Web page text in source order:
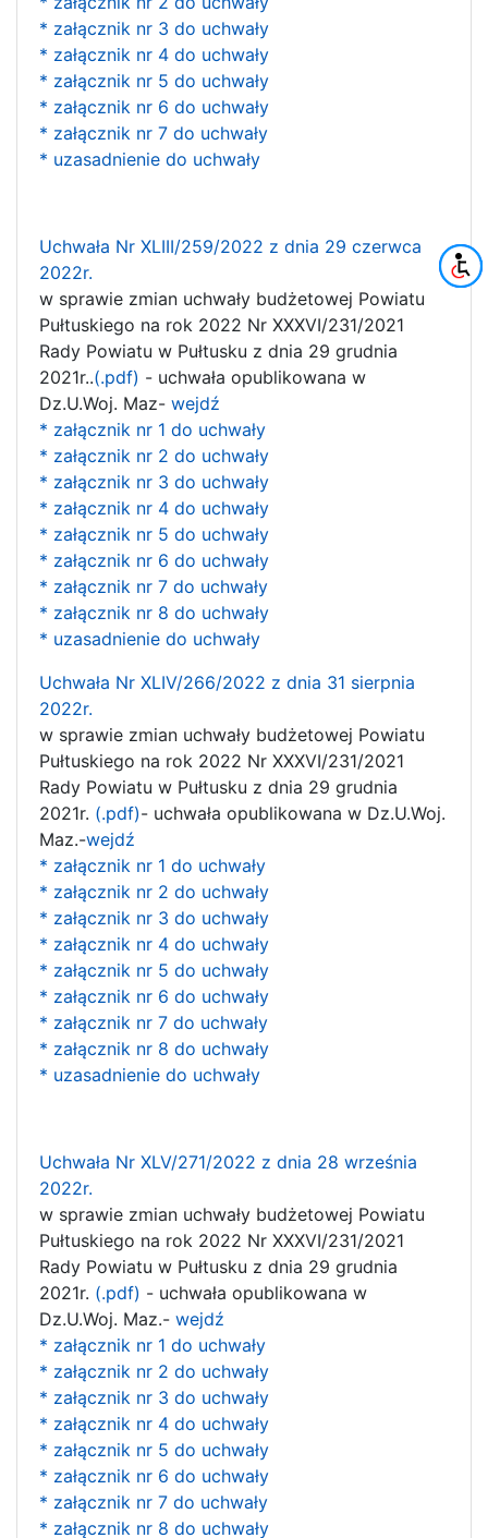
* załącznik nr 3 do uchwały
* załącznik nr 4 do uchwały
* załącznik nr 5 do uchwały
* załącznik nr 6 do uchwały
* załącznik nr 7 do uchwały
* uzasadnienie do uchwały
Uchwała Nr XLIII/259/2022 z dnia 29 czerwca
2022r.
w sprawie zmian uchwały budżetowej Powiatu
Pułtuskiego na rok 2022 Nr XXXVI/231/2021
Rady Powiatu w Pułtusku z dnia 29 grudnia
2021r..(.pdf) - uchwała opublikowana w
Dz.U.Woj. Maz- wejdź
* załącznik nr 1 do uchwały
* załącznik nr 2 do uchwały
* załącznik nr 3 do uchwały
* załącznik nr 4 do uchwały
* załącznik nr 5 do uchwały
* załącznik nr 6 do uchwały
* załącznik nr 7 do uchwały
* załącznik nr 8 do uchwały
* uzasadnienie do uchwały
Uchwała Nr XLIV/266/2022 z dnia 31 sierpnia
2022r.
w sprawie zmian uchwały budżetowej Powiatu
Pułtuskiego na rok 2022 Nr XXXVI/231/2021
Rady Powiatu w Pułtusku z dnia 29 grudnia
2021r. (.pdf)- uchwała opublikowana w Dz.U.Woj.
Maz.-wejdź
* załącznik nr 1 do uchwały
* załącznik nr 2 do uchwały
* załącznik nr 3 do uchwały
* załącznik nr 4 do uchwały
* załącznik nr 5 do uchwały
* załącznik nr 6 do uchwały
* załącznik nr 7 do uchwały
* załącznik nr 8 do uchwały
* uzasadnienie do uchwały
Uchwała Nr XLV/271/2022 z dnia 28 września
2022r.
w sprawie zmian uchwały budżetowej Powiatu
Pułtuskiego na rok 2022 Nr XXXVI/231/2021
Rady Powiatu w Pułtusku z dnia 29 grudnia
2021r. (.pdf) - uchwała opublikowana w
Dz.U.Woj. Maz.- wejdź
* załącznik nr 1 do uchwały
* załącznik nr 2 do uchwały
* załącznik nr 3 do uchwały
* załącznik nr 4 do uchwały
* załącznik nr 5 do uchwały
* załącznik nr 6 do uchwały
* załącznik nr 7 do uchwały
* załącznik nr 8 do uchwały